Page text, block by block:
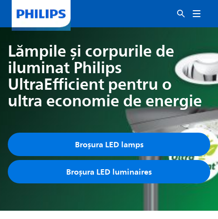
Lămpile și corpurile de
iluminat Philips
UltraEfficient pentru o
ultra economie de energie
Broșura LED lamps
Broșura LED luminaires